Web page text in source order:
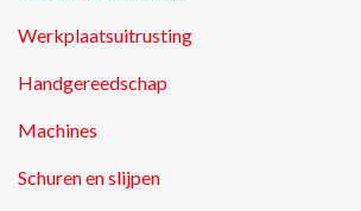
Werkplaatsuitrusting
Handgereedschap
Machines
Schuren en slijpen